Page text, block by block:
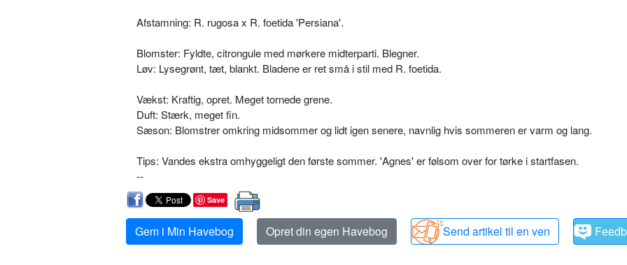
Afstamning: R. rugosa x R. foetida 'Persiana'.
Blomster: Fyldte, citrongule med mør­kere midterparti. Blegner.
Løv: Lysegrønt, tæt, blankt. Bladene er ret små i stil med R. foetida.
Vækst: Kraftig, opret. Meget tornede grene.
Duft: Stærk, meget fin.
Sæson: Blomstrer omkring midsom­mer og lidt igen senere, navnlig hvis sommeren er varm og lang.
Tips: Vandes ekstra omhyggeligt den første sommer. 'Agnes' er følsom over for tørke i startfasen.
--
Save
Gem i Min Havebog Opret din egen Havebog Send artikel til en ven